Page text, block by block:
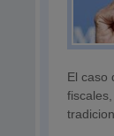
El caso